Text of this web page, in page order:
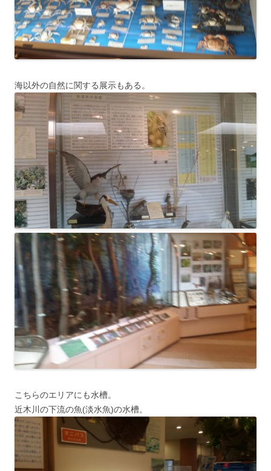
海以外の自然に関する展示もある。
こちらのエリアにも水槽。
近木川の下流の魚(淡水魚)の水槽。